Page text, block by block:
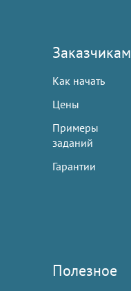
Заказчикам
Как начать
Цены
Примеры
заданий
Гарантии
Полезное